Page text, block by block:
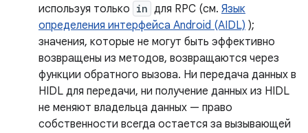
используя только in для RPC (см. Язык
определения интерфейса Android (AIDL) );
значения, которые не могут быть эффективно
возвращены из методов, возвращаются через
функции обратного вызова. Ни передача данных в
HIDL для передачи, ни получение данных из HIDL
не меняют владельца данных — право
собственности всегда остается за вызывающей